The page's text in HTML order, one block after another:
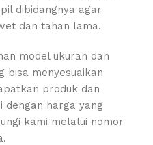
dibidangnya agar
dan tahan lama.
model ukuran dan
bisa menyesuaikan
produk dan
dengan harga yang
kami melalui nomor